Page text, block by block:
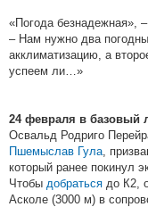
«Погода безнадежная», –
– Нам нужно два
акклиматизацию, а
успеем ли…»
24 февраля в базовый
Освальд Родриго
Пшемыслав Гула ,
который ранее покинул
Чтобы добраться до К2,
Асколе (3000 м) в